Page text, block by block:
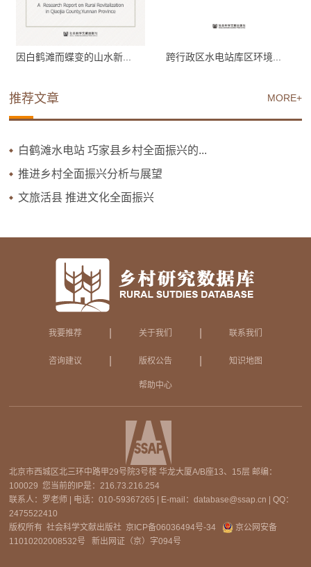
因白鹤滩而蝶变的山水新... 跨行政区水电站库区环境...
MORE+
推荐文章
白鹤滩水电站 巧家县乡村全面振兴的...
推进乡村全面振兴分析与展望
文旅活县 推进文化全面振兴
我要推荐 关于我们 联系我们
咨询建议 版权公告 知识地图
帮助中心
北京市西城区北三环中路甲29号院3号楼 华龙大厦A/B座13、15层 邮编：
100029 您当前的IP是： 216.73.216.254
联系人：罗老师 | 电话：010-59367265 | E-mail：database@ssap.cn | QQ：
2475522410
版权所有 社会科学文献出版社 京ICP备06036494号-34
京公网安备
11010202008532号
新出网证（京）字094号